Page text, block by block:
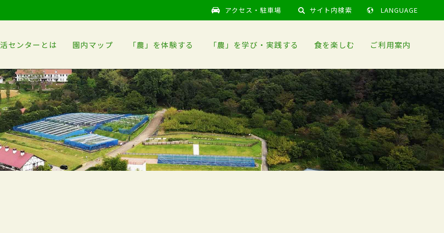
センターとは 園内マップ 「農」を体験する 「農」を学び・実践する 食を楽しむ ご利用案内
アクセス・駐車場 サイト内検索 LANGUAGE